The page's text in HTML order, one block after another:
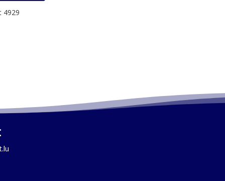
4929